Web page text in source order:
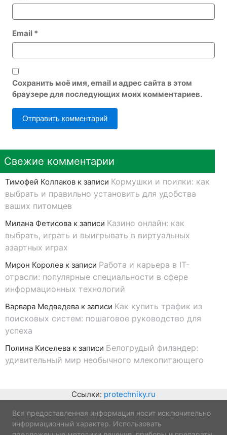
Email *
Сохранить моё имя, email и адрес сайта в этом
браузере для последующих моих комментариев.
Свежие комментарии
Тимофей Колпаков к записи Кормушки и поилки: как
выбрать и правильно установить для удобства
ваших питомцев
Милана Фетисова к записи Казино онлайн: как
выбрать, играть и выигрывать в виртуальных
азартных играх
Мирон Королев к записи Работа и карьера в IT-
отрасли: популярные специальности в сфере
информационных технологий
Варвара Медведева к записи Как купить трафик из
поисковых систем: пошаговое руководство для
успеха
Полина Киселева к записи Белогрудый филандер:
удивительный мир необычного млекопитающего
Ссылки: protechniky.ru
Вся предоставленная информация носит исключительно
информационный характер. Использовать